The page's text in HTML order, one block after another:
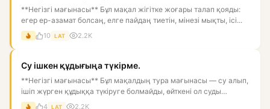
**Негізгі мағынасы** Бұл мақал жігітке жоғары талап қояды:
егер ер-азамат болсаң, елге пайдаң тиетін, мінезі мықты, ісі...
10 LAT 2.2K
Су ішкен құдығыңа түкірме.
**Негізгі мағынасы** Бұл мақалдың тура мағынасы — су алып,
ішіп жүрген құдыққа түкіруге болмайды, өйткені ол суды
ластай...
4 LAT 2.2K